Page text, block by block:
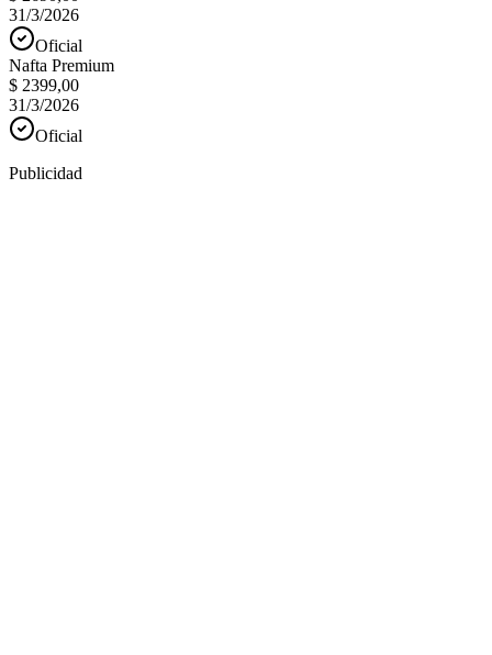
31/3/2026
Oficial
Nafta Premium
$ 2399,00
31/3/2026
Oficial
Publicidad